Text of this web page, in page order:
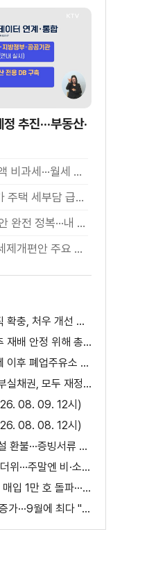
추진···부동산·
ISA 국내투자 전액 비과세···월세 세액공제 확대
40억 이상 초고가 주택 세부담 급증···실수요자 보호 강화
부동산 세제개편안 완전 정복···내 세금 어떻게 달라지나? [K-정책 사용법]
2026년 부동산 세제개편안 주요 현안 팩트체크 [K-정책 사용법]
행안부 "방재안전직 확충, 처우 개선 등 위한 제도개선 추진"
농식부 "고랭지배추 재배 안정 위해 총력···배추가격 점차 안정세"
산업부 "최고가격제 이후 폐업주유소 증가? 사실 아냐"
금융위 "공공기관 부실채권, 모두 재정으로 보전되는 것 아냐"
08. 09. 12시)
08. 08. 12시)
"복잡한 웹툰·웹소설 환불···증빙서류 요구까지"
'입추' 무색한 극한 더위···주말엔 비·소나기
전세사기 피해주택 매입 1만 호 돌파···피해 지원 속도
식중독 환자 28% 증가···9월에 최다 "입추 방심 금물"